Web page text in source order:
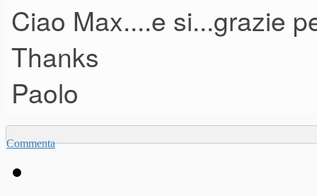
Ciao Max....e si...grazie
Thanks
Paolo
Commenta